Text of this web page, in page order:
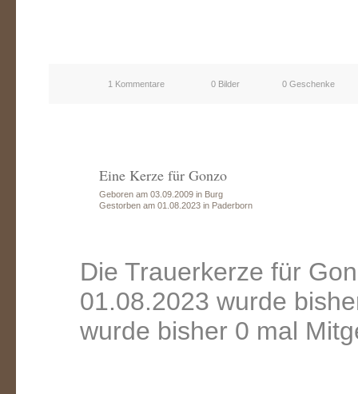
1 Kommentare 0 Bilder 0 Geschenke
Eine Kerze für Gonzo
Geboren am 03.09.2009 in Burg
Gestorben am 01.08.2023 in Paderborn
Die Trauerkerze für
01.08.2023 wurde
wurde bisher 0 mal